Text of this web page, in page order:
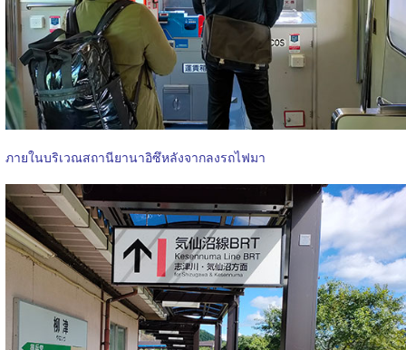
ภายในบริเวณสถานียานาอิซึหลังจากลงรถไฟมา